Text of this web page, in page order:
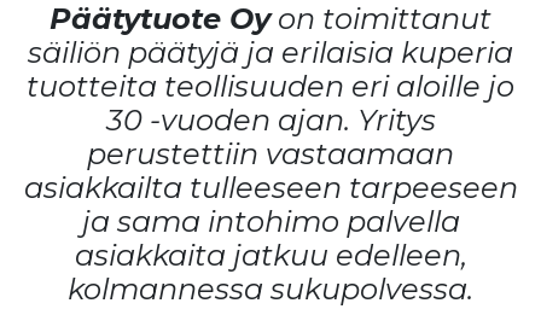
Päätytuote Oyon toimittanut
säiliön päätyjä ja erilaisia kuperia
tuotteita teollisuuden eri aloille jo
30 -vuoden ajan. Yritys
perustettiin vastaamaan
asiakkailta tulleeseen tarpeeseen
ja sama intohimo palvella
asiakkaita jatkuu edelleen,
kolmannessa sukupolvessa.